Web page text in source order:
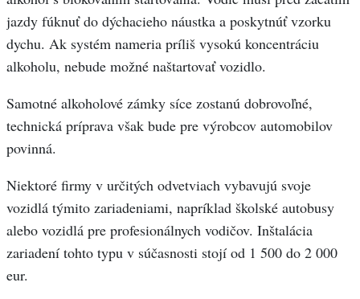
jazdy fúknuť do dýchacieho náustka a poskytnúť vzorku
dychu. Ak systém nameria príliš vysokú koncentráciu
alkoholu, nebude možné naštartovať vozidlo.
Samotné alkoholové zámky síce zostanú dobrovoľné,
technická príprava však bude pre výrobcov automobilov
povinná.
Niektoré firmy v určitých odvetviach vybavujú svoje
vozidlá týmito zariadeniami, napríklad školské autobusy
alebo vozidlá pre profesionálnych vodičov. Inštalácia
zariadení tohto typu v súčasnosti stojí od 1 500 do 2 000
eur.